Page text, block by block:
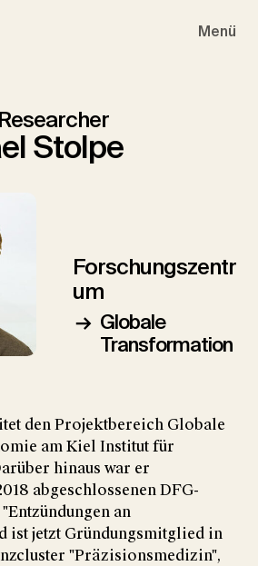
Menü
Stolpe
Forschungszentr
um
Globale
Transformation
den Projektbereich Globale
am Kiel Institut für
hinaus war er
abgeschlossenen DFG-
an
ist jetzt Gründungsmitglied in
"Präzisionsmedizin",